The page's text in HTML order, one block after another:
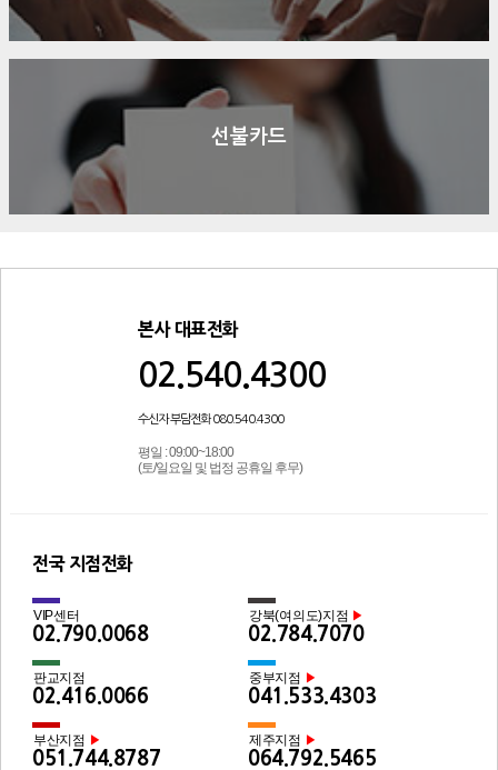
선불카드
본사 대표전화
02.540.4300
수신자 부담전화 080.540.4300
평일 : 09:00~18:00
(토/일요일 및 법정 공휴일 후무)
전국 지점전화
VIP센터
02.790.0068
강북(여의도)지점 ▶
02.784.7070
판교지점
02.416.0066
중부지점 ▶
041.533.4303
부산지점 ▶
051.744.8787
제주지점 ▶
064.792.5465